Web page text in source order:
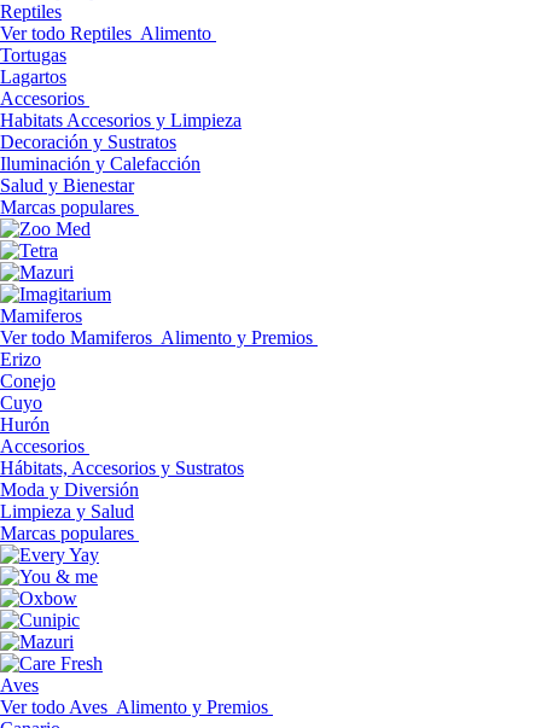
Reptiles
Ver todo Reptiles Alimento
Tortugas
Lagartos
Accesorios
Habitats Accesorios y Limpieza
Decoración y Sustratos
Iluminación y Calefacción
Salud y Bienestar
Marcas populares
Mamiferos
Ver todo Mamiferos Alimento y Premios
Erizo
Conejo
Cuyo
Hurón
Accesorios
Hábitats, Accesorios y Sustratos
Moda y Diversión
Limpieza y Salud
Marcas populares
Aves
Ver todo Aves Alimento y Premios